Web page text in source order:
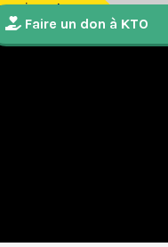
au Japon
Faire un don à KTO